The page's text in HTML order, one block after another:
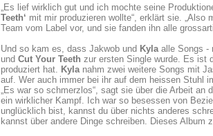
„Es lief wirklich gut und ich mochte seine
Teeth‘ mit mir produzieren wollte“, erklärt sie.
Team vom Label vor, und sie fanden ihn alle
Und so kam es, dass Jakwob und Kylaalle Songs -
und Cut Your Teeth zur ersten Single wurde. Es ist
produziert hat. Kylanahm zwei weitere Songs mit
auf. Wer auch immer bei ihr auf dem heissen Stuhl
„Es war so schmerzlos“, sagt sie über die Arbeit an
ein wirklicher Kampf. Ich war so besessen von
unglücklich bist, kannst du über nichts anderes
kannst über andere Dinge schreiben. Dieses Album